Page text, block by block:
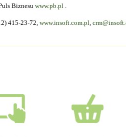
Biznesuwww.pb.pl .
415-23-72,www.insoft.com.pl,